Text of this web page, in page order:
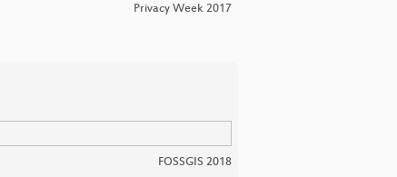
Privacy Week 2017
FOSSGIS 2018